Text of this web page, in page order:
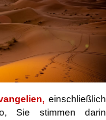
einschließlich
Sie stimmen darin